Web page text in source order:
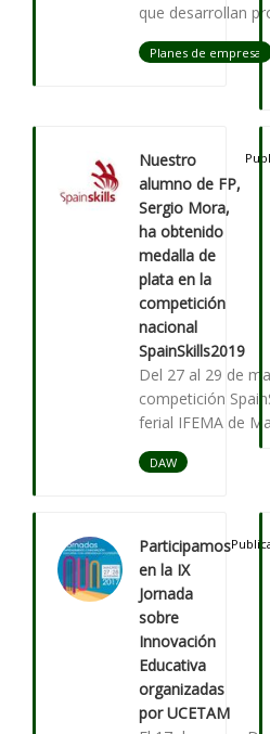
que desarrollan
Planes de empresa
Nuestro
alumno de FP,
Sergio Mora,
ha obtenido
medalla de
plata en la
competición
nacional
SpainSkills2019
Del 27 al 29 de
competición
ferial IFEMA de
DAW
Participamos
en la IX
Jornada
sobre
Innovación
Educativa
organizadas
por UCETAM